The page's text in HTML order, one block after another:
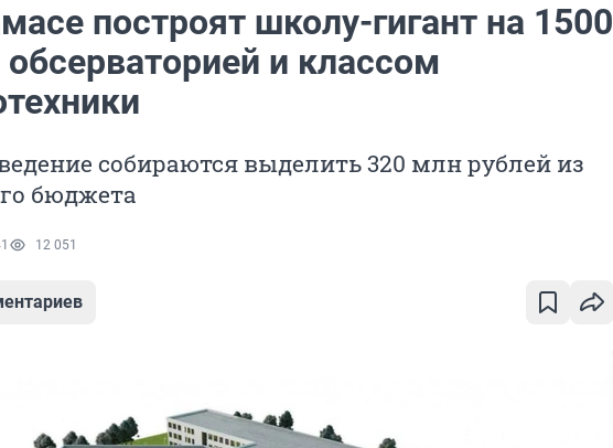
построят школу-гигант на 1500
и классом
собираются выделить 320 млн рублей из
бюджета
12 051